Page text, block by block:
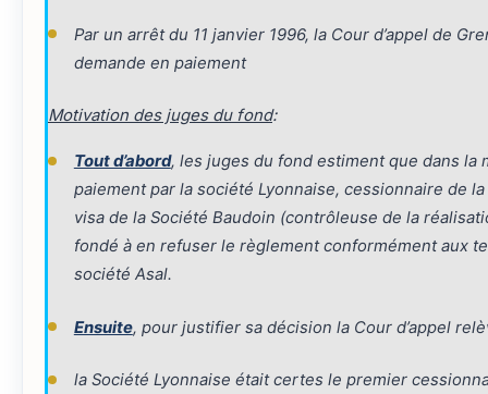
Par un arrêt du 11 janvier 1996, la Cour d’appel de
demande en paiement
Motivation des juges du fond:
Tout d’abord, les juges du fond estiment que dans
paiement par la société Lyonnaise, cessionnaire de
visa de la Société Baudoin (contrôleuse de la
fondé à en refuser le règlement conformément aux
société Asal.
Ensuite, pour justifier sa décision la Cour d’appel
la Société Lyonnaise était certes le premier